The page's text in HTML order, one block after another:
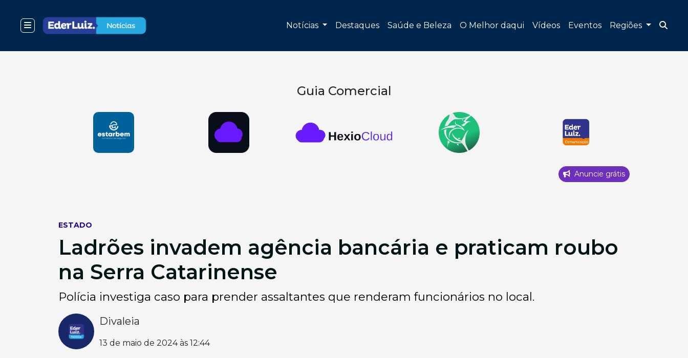
Notícias Destaques Saúde e Beleza O Melhor daqui Vídeos Eventos Regiões
Guia Comercial
Anuncie grátis
ESTADO
Ladrões invadem agência bancária e praticam roubo
na Serra Catarinense
Polícia investiga caso para prender assaltantes que renderam funcionários no local.
Divaleia
13 de maio de 2024 às 12:44